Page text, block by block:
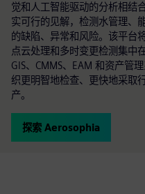
觉和人工智能驱动的分析相结
实可行的见解，检测水管理、
的缺陷、异常和风险。该平台
点云处理和多时变更检测集中
GIS、CMMS、EAM 和资产管
织更明智地检查、更快地采取
产。
探索 Aerosophia